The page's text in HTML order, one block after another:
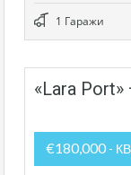
1 Гаражи
«Lara
€180,000 -